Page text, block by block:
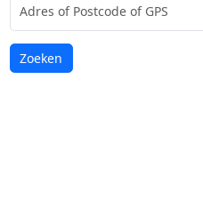
Laden...
Zoeken